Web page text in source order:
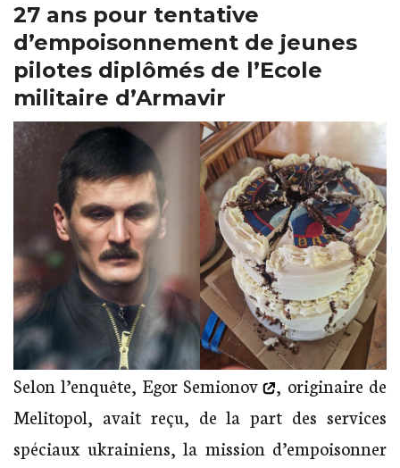
27 ans pour tentative
d’empoisonnement de jeunes
pilotes diplômés de l’Ecole
militaire d’Armavir
Selon l’enquête, Egor Semionov
, originaire de
Melitopol, avait reçu, de la part des services
spéciaux ukrainiens, la mission d’empoisonner